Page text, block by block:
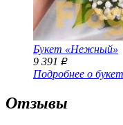
Букет «Нежный»
9 391
Р
Подробнее о
Отзывы